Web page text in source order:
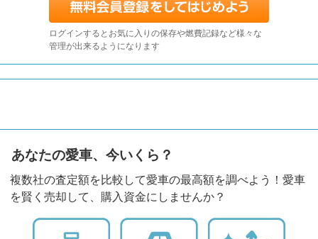
ログインするとお気に入りの保存や燃費記録など様々な
管理が出来るようになります
あなたの愛車、今いくら？
複数社の査定額を比較して愛車の最高額を調べよう！愛車
を賢く売却して、購入資金にしませんか？